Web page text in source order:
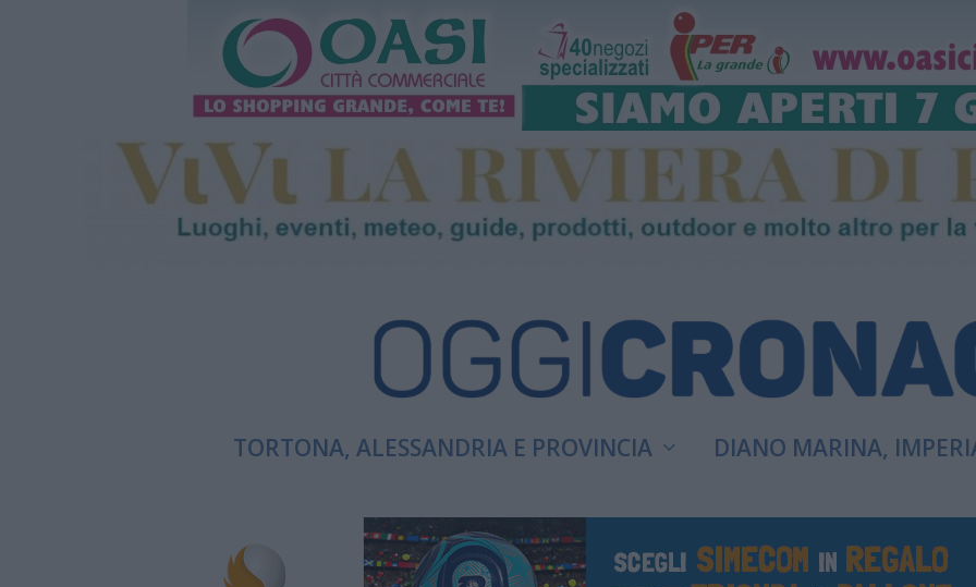
TORTONA, ALESSANDRIA E PROVINCIA DIANO MARINA,